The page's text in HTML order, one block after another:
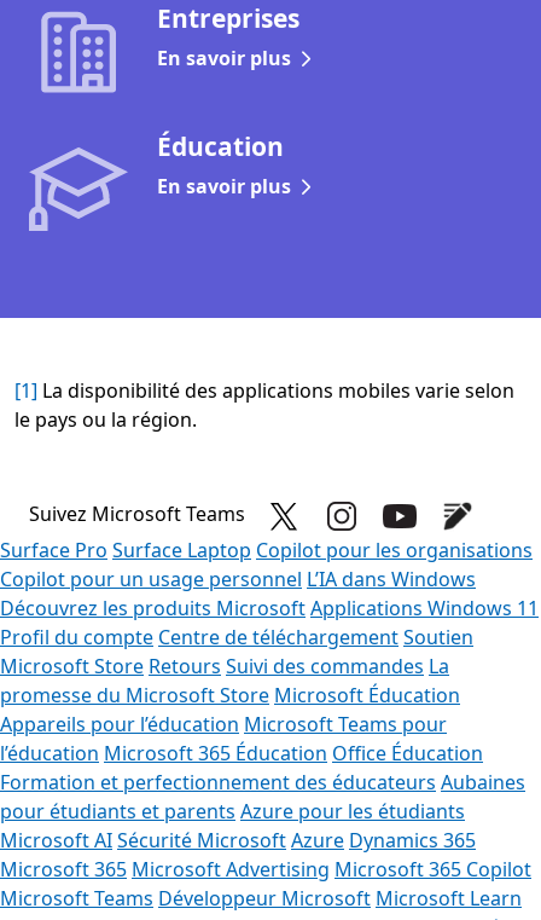
Entreprises
En savoir plus
Éducation
En savoir plus
[1] La disponibilité des applications mobiles varie selon
le pays ou la région.
Suivez Microsoft Teams
Surface Pro Surface Laptop Copilot pour les organisations
Copilot pour un usage personnel L’IA dans Windows
Découvrez les produits MicrosoftApplications Windows 11
Profil du compte Centre de téléchargementSoutien
Microsoft Store Retours Suivi des commandes La
promesse du Microsoft Store Microsoft Éducation
Appareils pour l’éducation Microsoft Teams pour
l’éducation Microsoft 365 Éducation Office Éducation
Formation et perfectionnement des éducateurs Aubaines
pour étudiants et parents Azure pour les étudiants
Microsoft AISécurité MicrosoftAzure Dynamics 365
Microsoft 365 Microsoft Advertising Microsoft 365 Copilot
Microsoft Teams Développeur Microsoft Microsoft Learn